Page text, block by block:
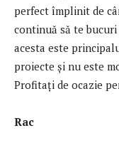
perfect împlinit de
continuă să te
acesta este
proiecte și nu este
Profitați de ocazie
Rac